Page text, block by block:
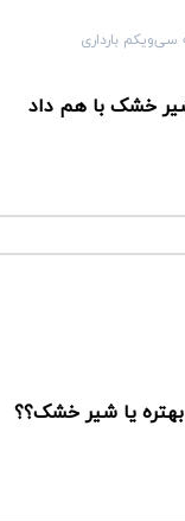
سی‌ویکم بارداری
خشک با هم داد
بهتره یا شیر خشک؟؟